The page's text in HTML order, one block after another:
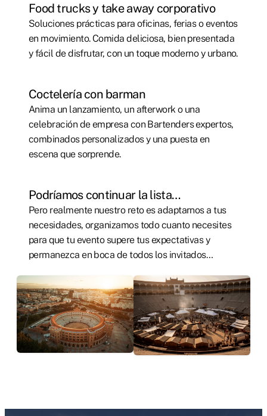
Food trucks y take away corporativo
Soluciones prácticas para oficinas, ferias o eventos
en movimiento. Comida deliciosa, bien presentada
y fácil de disfrutar, con un toque moderno y urbano.
Coctelería con barman
Anima un lanzamiento, un afterwork o una
celebración de empresa con Bartenders expertos,
combinados personalizados y una puesta en
escena que sorprende.
Podríamos continuar la lista…
Pero realmente nuestro reto es adaptarnos a tus
necesidades, organizamos todo cuanto necesites
para que tu evento supere tus expectativas y
permanezca en boca de todos los invitados…